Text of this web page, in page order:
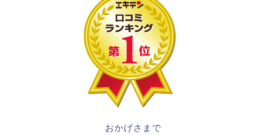
おかげさまで